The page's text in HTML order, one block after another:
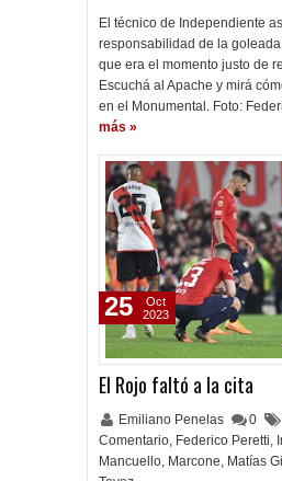
El técnico de Independiente
responsabilidad de la
que era el momento justo de
Escuchá al Apache y mirá
en el Monumental. Foto:
más »
El Rojo faltó a la cita
Emiliano Penelas 0
Comentario, Federico Peretti,
Mancuello, Marcone, Matías
25
Oct
2023